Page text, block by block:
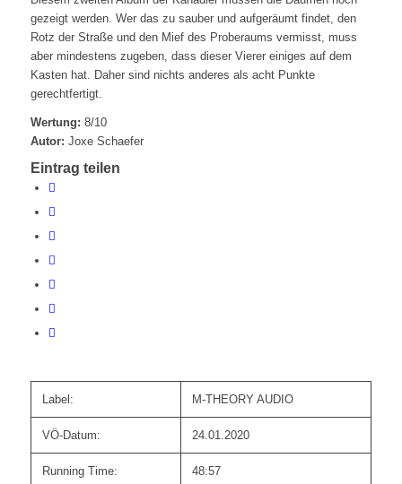
gezeigt werden. Wer das zu sauber und aufgeräumt findet, den
Rotz der Straße und den Mief des Proberaums vermisst, muss
aber mindestens zugeben, dass dieser Vierer einiges auf dem
Kasten hat. Daher sind nichts anderes als acht Punkte
gerechtfertigt.
Wertung: 8/10
Autor: Joxe Schaefer
Eintrag teilen
Label: M-THEORY AUDIO
VÖ-Datum: 24.01.2020
Running Time: 48:57